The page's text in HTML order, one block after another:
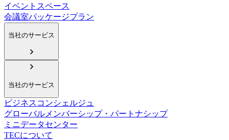
イベントスペース
会議室パッケージプラン
当社のサービス
当社のサービス
ビジネスコンシェルジュ
グローバルメンバーシップ・パートナシップ
ミニデータセンター
TECについて